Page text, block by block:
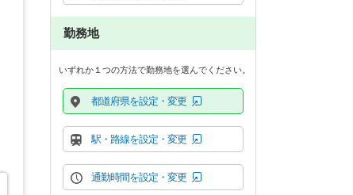
勤務地
いずれか１つの方法で勤務地を選んでください。
都道府県を設定・変更
駅・路線を設定・変更
通勤時間を設定・変更